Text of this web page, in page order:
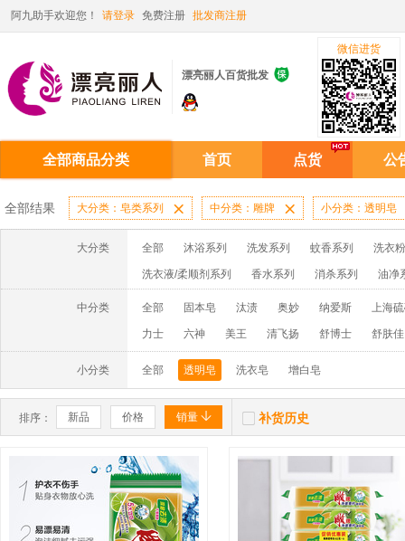
阿九助手欢迎您！ 请登录 免费注册 批发商注册
漂亮丽人百货批发 
微信进货
全部商品分类 首页 点货 公
全部结果 大分类：皂类系列  中分类：雕牌  小分类：透明皂
大分类 全部 沐浴系列 洗发系列 蚊香系列 洗衣
洗衣液/柔顺剂系列 香水系列 消杀系列 油净
啫喱膏/水系列 厨房油污系列 玻璃/地板/清洁系
牙膏系列 牙刷系列 固发定型系列 染发系列
洗洁精系列 保健品系列 雨伞系列家用帆布洗洁
中分类 全部 固本皂 汰渍 奥妙 纳爱斯 上海
力士 六神 美王 清飞扬 舒博士 舒肤佳
小分类 全部 透明皂 洗衣皂 增白皂
排序： 新品 价格 销量   补货历史